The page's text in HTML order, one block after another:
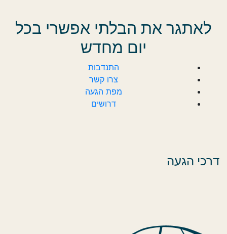
לאתגר את הבלתי אפשרי בכל
יום מחדש
התנדבות
צרו קשר
מפת הגעה
דרושים
דרכי הגעה